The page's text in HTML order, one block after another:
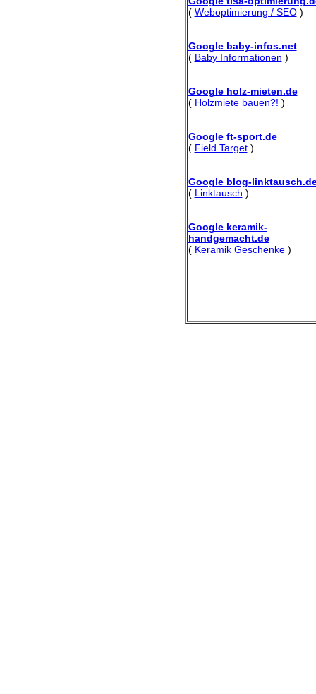
( Weboptimierung / SEO)
Google baby-infos.net
( Baby Informationen )
Google holz-mieten.de
( Holzmiete bauen?! )
Google ft-sport.de
( Field Target)
Google blog-
( Linktausch )
Google keramik-
handgemacht.de
( Keramik Geschenke)